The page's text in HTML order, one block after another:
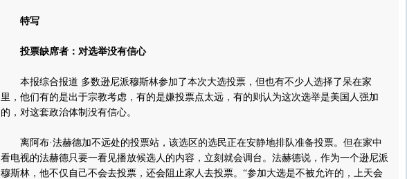
特写
投票缺席者：对选举没有信心
本报综合报道 多数逊尼派穆斯林参加了本次大选投票，但也有不少人选择了呆在家
里，他们有的是出于宗教考虑，有的是嫌投票点太远，有的则认为这次选举是美国人强加
的，对这套政治体制没有信心。
离阿布·法赫德加不远处的投票站，该选区的选民正在安静地排队准备投票。但在家中
看电视的法赫德只要一看见播放候选人的内容，立刻就会调台。法赫德说，作为一个逊尼派
穆斯林，他不仅自己不会去投票，还会阻止家人去投票。“参加大选是不被允许的，上天会